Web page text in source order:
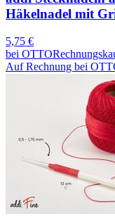
Häkelnadel mit
5,75 €
bei OTTO
Auf Rechnung bei